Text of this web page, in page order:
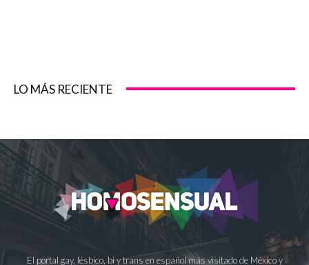
LO MÁS RECIENTE
El portal gay, lésbico, bi y trans en español más visitado de México y